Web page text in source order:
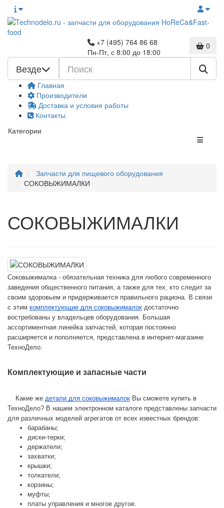
+7 (495) 764 86 68
Пн-Пт, с 8:00 до 18:00
0
Везде
Главная
Производители
Доставка и условия работы
Контакты
Категории
Запчасти для пищевого оборудования
СОКОВЫЖИМАЛКИ
СОКОВЫЖИМАЛКИ
Соковыжималка - обязательная техника для любого современного
заведения общественного питания, а также для тех, кто следит за
своим здоровьем и придерживается правильного рациона. В связи
с этим комплектующие для соковыжималок достаточно
востребованы у владельцев оборудования. Большая
ассортиментная линейка запчастей, которая постоянно
расширяется и пополняется, представлена в интернет-магазине
ТехноДело.
Комплектующие и запасные части
Какие же детали для соковыжималок Вы сможете купить в
ТехноДело? В нашем электронном каталоге представлены запчасти
для различных моделей агрегатов от всех известных брендов:
барабаны;
диски-терки;
держатели;
захватки;
крышки;
толкатели;
корзины;
муфты;
платы управления и многое другое.